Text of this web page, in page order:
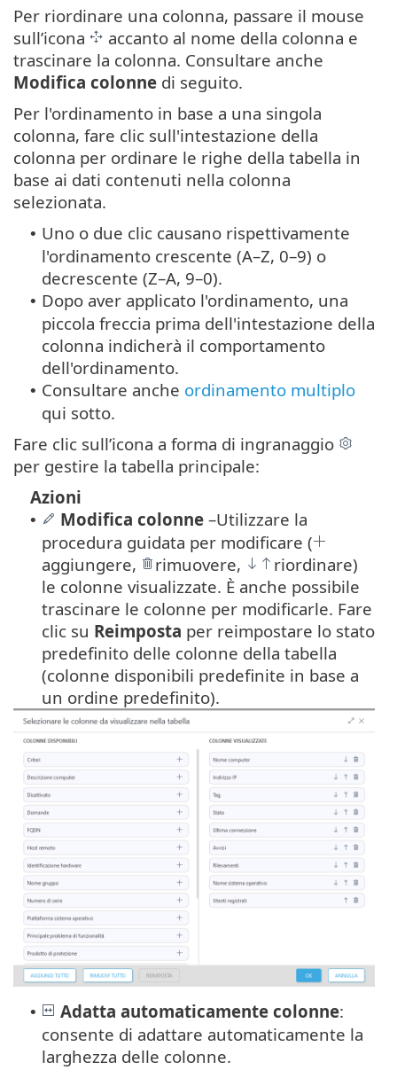
Per riordinare una colonna, passare il mouse
sull’icona
accanto al nome della colonna e
trascinare la colonna. Consultare anche
Modifica colonne di seguito.
Per l'ordinamento in base a una singola
colonna, fare clic sull'intestazione della
colonna per ordinare le righe della tabella in
base ai dati contenuti nella colonna
selezionata.
• Uno o due clic causano rispettivamente
l'ordinamento crescente (A–Z, 0–9) o
decrescente (Z–A, 9–0).
• Dopo aver applicato l'ordinamento, una
piccola freccia prima dell'intestazione della
colonna indicherà il comportamento
dell'ordinamento.
• Consultare anche ordinamento multiplo
qui sotto.
Fare clic sull’icona a forma di ingranaggio
per gestire la tabella principale:
Azioni
• Modifica colonne –Utilizzare la
procedura guidata per modificare (
aggiungere,
rimuovere,
riordinare)
le colonne visualizzate. È anche possibile
trascinare le colonne per modificarle. Fare
clic su Reimposta per reimpostare lo stato
predefinito delle colonne della tabella
(colonne disponibili predefinite in base a
un ordine predefinito).
• Adatta automaticamente colonne:
consente di adattare automaticamente la
larghezza delle colonne.